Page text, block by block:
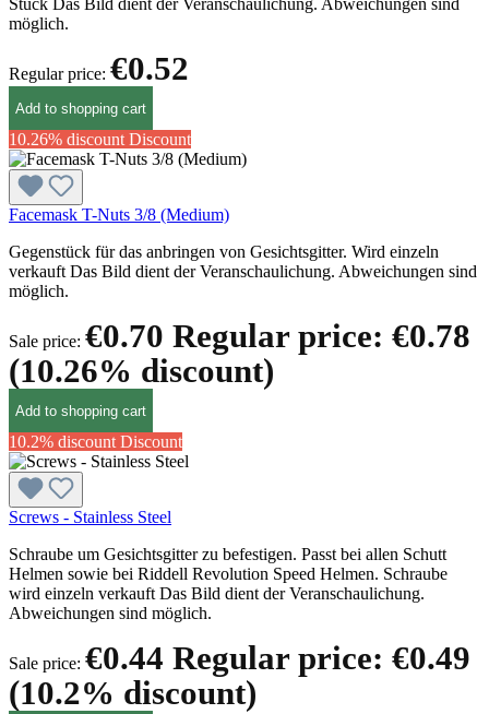
Stück Das Bild dient der Veranschaulichung. Abweichungen sind
möglich.
Regular price: €0.52
Add to shopping cart
10.26% discount Discount
Facemask T-Nuts 3/8 (Medium)
Gegenstück für das anbringen von Gesichtsgitter. Wird einzeln
verkauft Das Bild dient der Veranschaulichung. Abweichungen sind
möglich.
Sale price: €0.70 Regular price: €0.78
(10.26% discount)
Add to shopping cart
10.2% discount Discount
Screws - Stainless Steel
Schraube um Gesichtsgitter zu befestigen. Passt bei allen Schutt
Helmen sowie bei Riddell Revolution Speed Helmen. Schraube
wird einzeln verkauft Das Bild dient der Veranschaulichung.
Abweichungen sind möglich.
Sale price: €0.44 Regular price: €0.49
(10.2% discount)